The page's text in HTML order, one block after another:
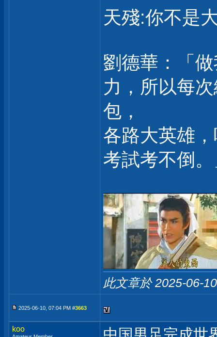
天殘:你不是
劉德華：「
力，所以每
包，
各路大英雄
考試考不倒
此文章於 2025-06-
2025-06-10, 07:04 PM #3663
koo